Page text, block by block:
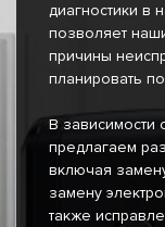
диагностики в
позволяет
причины
планировать
В зависимости
предлагаем
включая
замену
также